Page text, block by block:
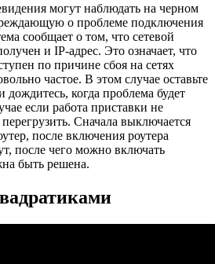
могут наблюдать на черном
о проблеме подключения
сообщает о том, что сетевой
и IP-адрес. Это означает, что
по причине сбоя на сетях
частое. В этом случае оставьте
когда проблема будет
если работа приставки не
Сначала выключается
после включения роутера
после чего можно включать
быть решена.